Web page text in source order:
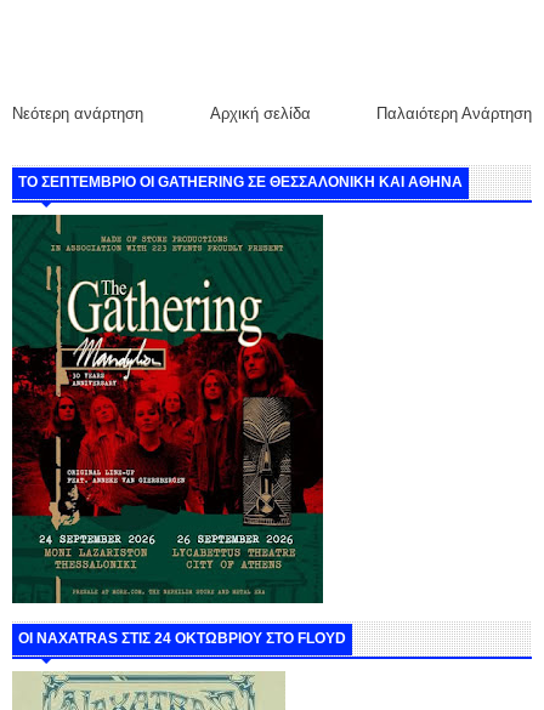
Νεότερη ανάρτηση Παλαιότερη Ανάρτηση
Αρχική σελίδα
ΤΟ ΣΕΠΤΕΜΒΡΙΟ ΟΙ GATHERING ΣΕ ΘΕΣΣΑΛΟΝΙΚΗ ΚΑΙ ΑΘΗΝΑ
ΟΙ NAXATRAS ΣΤΙΣ 24 ΟΚΤΩΒΡΙΟΥ ΣΤΟ FLOYD